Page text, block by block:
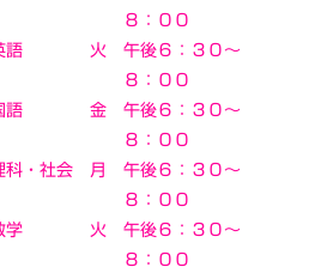
８：００
語
火
午後６：３０～
８：００
語
金
午後６：３０～
８：００
科・社会
月
午後６：３０～
８：００
学 火
午後６：３０～
８：００